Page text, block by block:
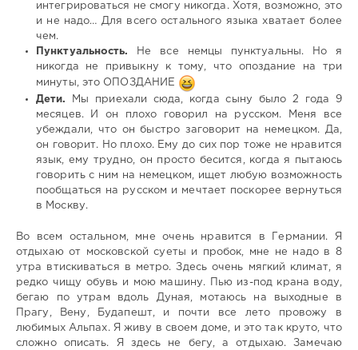
интегрироваться не смогу никогда. Хотя, возможно, это
и не надо… Для всего остального языка хватает более
чем.
Пунктуальность.
Не все немцы пунктуальны. Но я
никогда не привыкну к тому, что опоздание на три
минуты, это ОПОЗДАНИЕ
Дети.
Мы приехали сюда, когда сыну было 2 года 9
месяцев. И он плохо говорил на русском. Меня все
убеждали, что он быстро заговорит на немецком. Да,
он говорит. Но плохо. Ему до сих пор тоже не нравится
язык, ему трудно, он просто бесится, когда я пытаюсь
говорить с ним на немецком, ищет любую возможность
пообщаться на русском и мечтает поскорее вернуться
в Москву.
Во всем остальном, мне очень нравится в Германии. Я
отдыхаю от московской суеты и пробок, мне не надо в 8
утра втискиваться в метро. Здесь очень мягкий климат, я
редко чищу обувь и мою машину. Пью из-под крана воду,
бегаю по утрам вдоль Дуная, мотаюсь на выходные в
Прагу, Вену, Будапешт, и почти все лето провожу в
любимых Альпах. Я живу в своем доме, и это так круто, что
сложно описать. Я здесь не бегу, а отдыхаю. Замечаю